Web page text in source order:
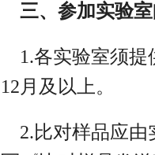
三、参加实验
1.各实验室须提
12月及以上。
2.比对样品应由